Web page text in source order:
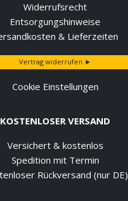
Widerrufsrecht
Entsorgungshinweise
& Lieferzeiten
Vertrag widerrufen ►
Cookie Einstellungen
KOSTENLOSER VERSAND
Versichert & kostenlos
Spedition mit Termin
Rückversand (nur DE)